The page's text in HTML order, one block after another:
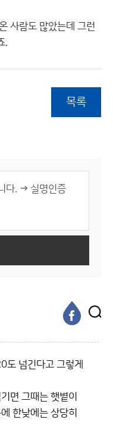
사람도 많았는데 그런
.
목록
도 넘긴다고 그렇게
면 그때는 햇볕이
한낮에는 상당히